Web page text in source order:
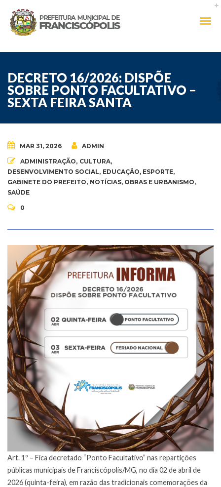
DECRETO 16/2026: DISPÕE
SOBRE PONTO FACULTATIVO –
SEXTA FEIRA SANTA
MAR 31, 2026 ADMIN
ADMINISTRAÇÃO, CULTURA,
DESENVOLVIMENTO SOCIAL, EDUCAÇÃO, ESPORTE,
GABINETE DO PREFEITO, NOTÍCIAS, OBRAS E URBANISMO,
SAÚDE
0
Art. 1º – Fica decretado “Ponto Facultativo” nas repartições
públicas municipais de Franciscópolis/MG, no dia 02 de abril de
2026 (quinta-feira), em razão das tradicionais comemorações da